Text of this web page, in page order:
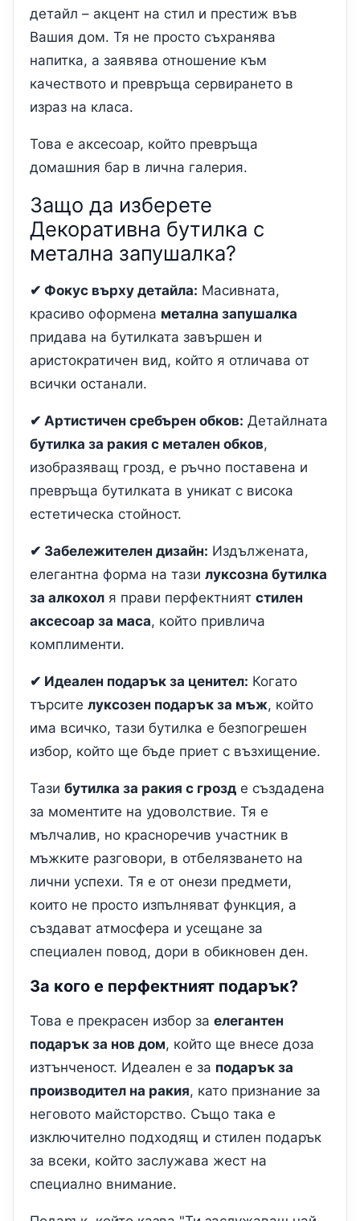
детайл – акцент на стил и престиж във
Вашия дом. Тя не просто съхранява
напитка, а заявява отношение към
качеството и превръща сервирането в
израз на класа.
Това е аксесоар, който превръща
домашния бар в лична галерия.
Защо да изберете
Декоративна бутилка с
метална запушалка?
✔ Фокус върху детайла: Масивната,
красиво оформена метална запушалка
придава на бутилката завършен и
аристократичен вид, който я отличава от
всички останали.
✔ Артистичен сребърен обков: Детайлната
бутилка за ракия с метален обков,
изобразяващ грозд, е ръчно поставена и
превръща бутилката в уникат с висока
естетическа стойност.
✔ Забележителен дизайн: Издължената,
елегантна форма на тази луксозна бутилка
за алкохол я прави перфектният стилен
аксесоар за маса, който привлича
комплименти.
✔ Идеален подарък за ценител: Когато
търсите луксозен подарък за мъж, който
има всичко, тази бутилка е безпогрешен
избор, който ще бъде приет с възхищение.
Тази бутилка за ракия с грозд е създадена
за моментите на удоволствие. Тя е
мълчалив, но красноречив участник в
мъжките разговори, в отбелязването на
лични успехи. Тя е от онези предмети,
които не просто изпълняват функция, а
създават атмосфера и усещане за
специален повод, дори в обикновен ден.
За кого е перфектният подарък?
Това е прекрасен избор за елегантен
подарък за нов дом, който ще внесе доза
изтънченост. Идеален е за подарък за
производител на ракия, като признание за
неговото майсторство. Също така е
изключително подходящ и стилен подарък
за всеки, който заслужава жест на
специално внимание.